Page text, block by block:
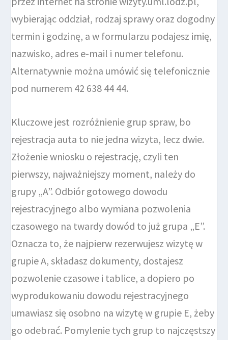
wybierając oddział, rodzaj sprawy oraz dogodny
termin i godzinę, a w formularzu podajesz imię,
nazwisko, adres e-mail i numer telefonu.
Alternatywnie można umówić się telefonicznie
pod numerem 42 638 44 44.
Kluczowe jest rozróżnienie grup spraw, bo
rejestracja auta to nie jedna wizyta, lecz dwie.
Złożenie wniosku o rejestrację, czyli ten
pierwszy, najważniejszy moment, należy do
grupy „A”. Odbiór gotowego dowodu
rejestracyjnego albo wymiana pozwolenia
czasowego na twardy dowód to już grupa „E”.
Oznacza to, że najpierw rezerwujesz wizytę w
grupie A, składasz dokumenty, dostajesz
pozwolenie czasowe i tablice, a dopiero po
wyprodukowaniu dowodu rejestracyjnego
umawiasz się osobno na wizytę w grupie E, żeby
go odebrać. Pomylenie tych grup to najczęstszy